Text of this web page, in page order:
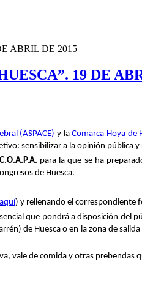
ABRIL DE 2015
19 DE
(ASPACE) y laComarca Hoya de
sensibilizar a la opinión pública
para la que se ha
de Huesca.
) y rellenando el correspondiente
que pondrá a disposición del
de Huesca o en la zona de
vale de comida y otras